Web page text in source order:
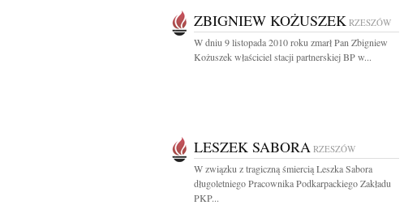
ZBIGNIEW KOŻUSZEK RZESZÓW
W dniu 9 listopada 2010 roku zmarł Pan Zbigniew
Kożuszek właściciel stacji partnerskiej BP w...
LESZEK SABORA RZESZÓW
W związku z tragiczną śmiercią Leszka Sabora
długoletniego Pracownika Podkarpackiego Zakładu
PKP...